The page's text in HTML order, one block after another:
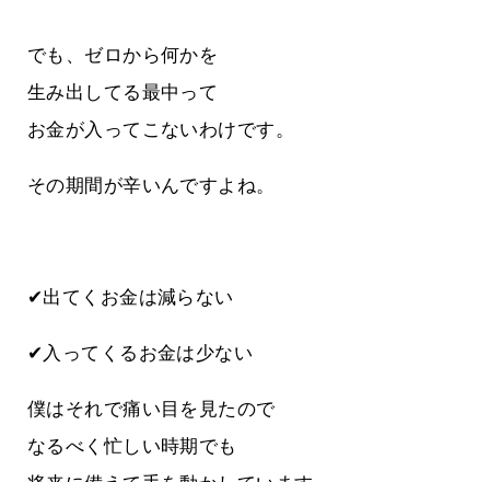
でも、ゼロから何かを
生み出してる最中って
お金が入ってこないわけです。
その期間が辛いんですよね。
✔出てくお金は減らない
✔入ってくるお金は少ない
僕はそれで痛い目を見たので
なるべく忙しい時期でも